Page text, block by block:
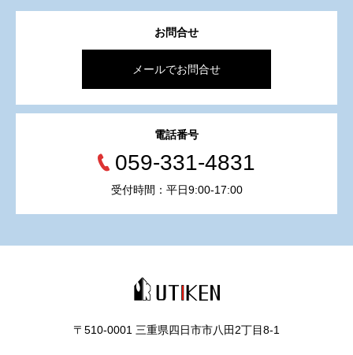
お問合せ
メールでお問合せ
電話番号
059-331-4831
受付時間：平日9:00-17:00
〒510-0001 三重県四日市市八田2丁目8‐1